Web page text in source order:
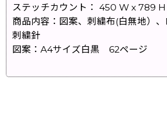
ステッチカウント： 450 W x 789 H
商品内容：図案、刺繍布(白無地）
刺繍針
図案：A4サイズ白黒 62ページ